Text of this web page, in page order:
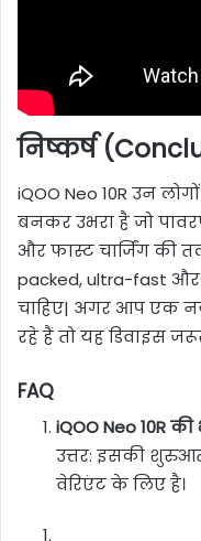
निष्कर्ष
iQOO Neo 10R उन
बनकर उभरा है जो
और फास्ट चार्जिंग की
packed, ultra-fast
चाहिए| अगर आप एक
रहे हैं तो यह डिवाइस
FAQ
iQOO Neo 10R
उत्तर: इसकी
वेरिएंट के लिए है।